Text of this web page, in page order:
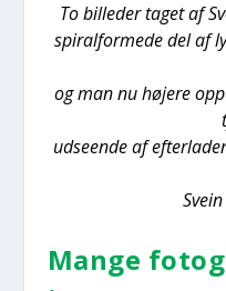
To bil­le­der taget af
spiral­for­me­de del af
og man nu høje­re
udse­en­de af
Man­ge